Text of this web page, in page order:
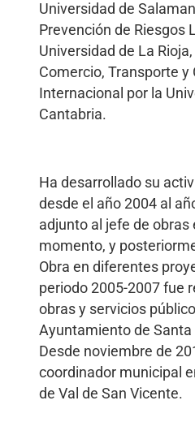
Universidad de
Prevención de Riesgos
Universidad de La
Comercio, Transporte y
Internacional por la
Cantabria.
Ha desarrollado su
desde el año 2004 al
adjunto al jefe de obras
momento, y
Obra en diferentes
periodo 2005-2007 fue
obras y servicios
Ayuntamiento de Santa
Desde noviembre de
coordinador municipal
de Val de San Vicente.